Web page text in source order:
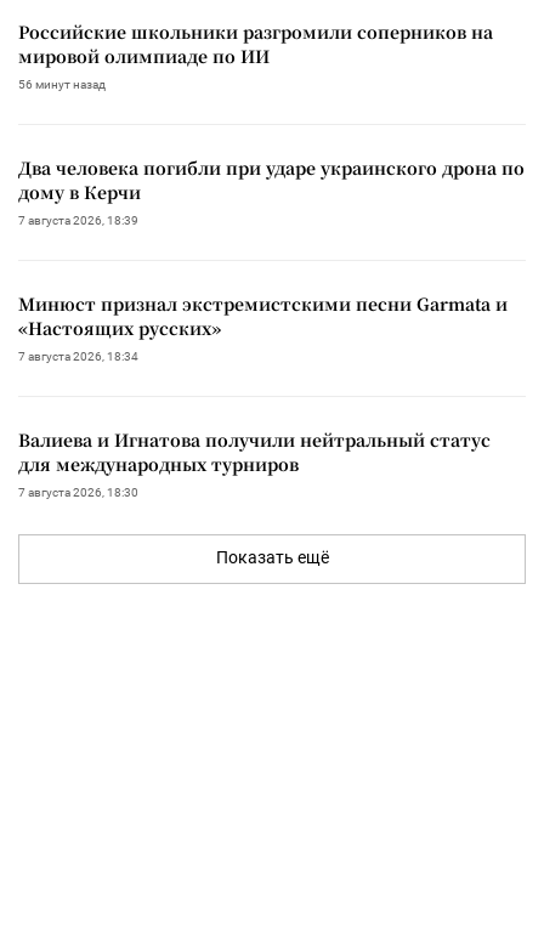
Российские школьники разгромили соперников на
мировой олимпиаде по ИИ
56 минут назад
Два человека погибли при ударе украинского дрона по
дому в Керчи
7 августа 2026, 18:39
Минюст признал экстремистскими песни Garmata и
«Настоящих русских»
7 августа 2026, 18:34
Валиева и Игнатова получили нейтральный статус
для международных турниров
7 августа 2026, 18:30
Показать ещё